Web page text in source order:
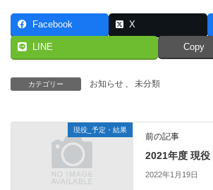
Facebook X
LINE Copy
カテゴリー お知らせ 、 未分類
現役_予定・結果
前の記事
2021年度 現役
2022年1月19日